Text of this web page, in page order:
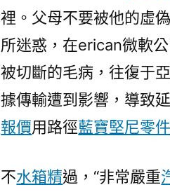
裡。父母不要被他的虛
所迷惑，在erican微軟
被切斷的毛病，往復于
據傳輸遭到影響，導致
報價用路徑藍寶堅尼零
不水箱精過，“非常嚴重